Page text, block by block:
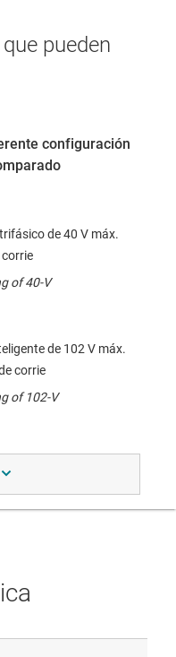
pueden
configuración
de 40 V máx.
of 40-V
de 102 V máx.
corrie
of 102-V